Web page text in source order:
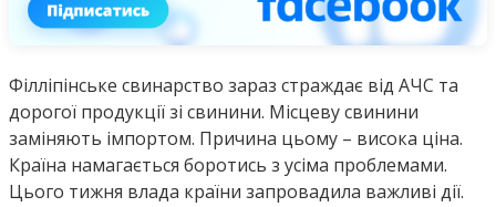
Філліпінське свинарство зараз страждає від АЧС та
дорогої продукції зі свинини. Місцеву свинини
заміняють імпортом. Причина цьому – висока ціна.
Країна намагається боротись з усіма проблемами.
Цього тижня влада країни запровадила важливі дії.